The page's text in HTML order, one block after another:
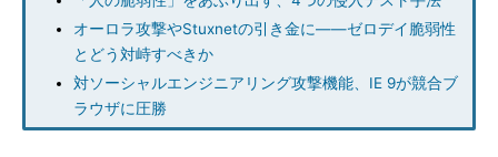
オーロラ攻撃やStuxnetの引き金に――ゼロデイ脆弱性
とどう対峙すべきか
対ソーシャルエンジニアリング攻撃機能、IE 9が競合ブ
ラウザに圧勝